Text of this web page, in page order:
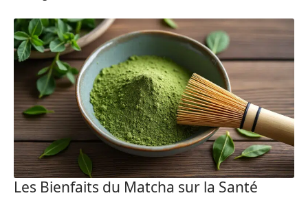
Les Bienfaits du Matcha sur la Santé